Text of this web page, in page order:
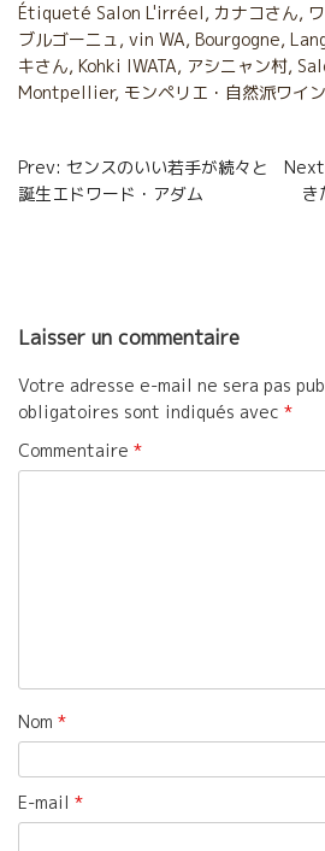
b
o
t
e
r
l
a
g
e
Étiqueté Salon L'irréel, カナコさん,
ブルゴーニュ, vin WA, Bourgogne,
キさん, Kohki IWATA, アシニャン村,
Montpellier, モンペリエ・自然派ワイ
Navigation
de
Prev: センスのいい若手が続々と
誕生エドワード・アダム
き
Laisser un commentaire
Votre adresse e-mail ne sera pas
obligatoires sont indiqués avec *
Commentaire *
Nom *
E-mail *